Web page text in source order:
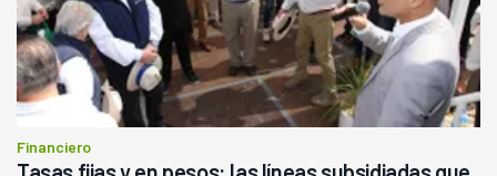
Financiero